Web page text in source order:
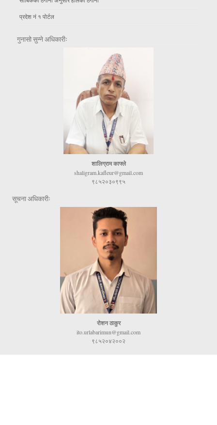
प्रदेश नं १ पोर्टल
गुनासो सुन्ने अधिकारीः
शालिग्राम काफ्ले
shaligram.kafleur@gmail.com
९८५२०३०९९५
सूचना अधिकारीः
रोशन ठाकुर
ito.urlabarimun@gmail.com
९८५२०४२००२